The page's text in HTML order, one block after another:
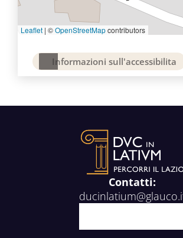
Leaflet | ©OpenStreetMapcontributors
Informazioni sull'accessibilita
Contatti: